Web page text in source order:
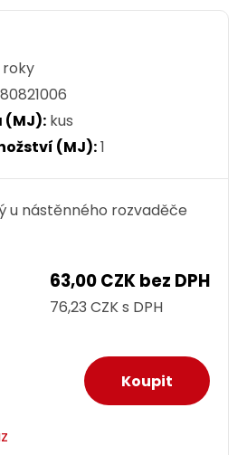
roky
80821006
(MJ): kus
(MJ):1
u nástěnného rozvaděče
63,00 CZK bez DPH
76,23 CZK s DPH